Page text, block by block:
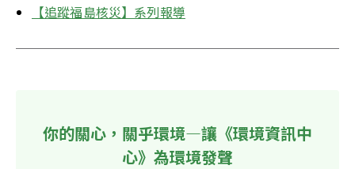
【追蹤福島核災】系列報導
你的關心，關乎環境—讓《環境資訊中
心》為環境發聲